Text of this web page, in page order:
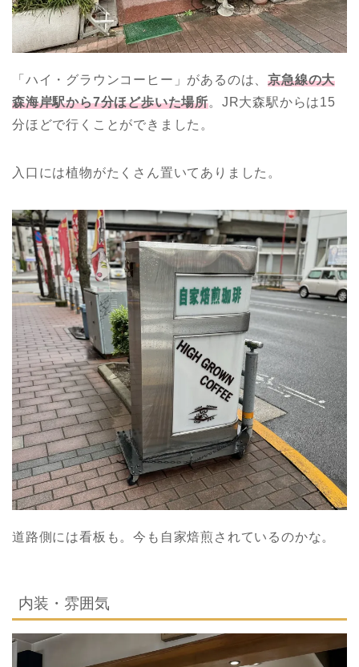
「ハイ・グラウンコーヒー」があるのは、京急線の大
森海岸駅から7分ほど歩いた場所。 JR大森駅からは15
分ほどで行くことができました。
入口には植物がたくさん置いてありました。
道路側には看板も。今も自家焙煎されているのかな。
内装・雰囲気